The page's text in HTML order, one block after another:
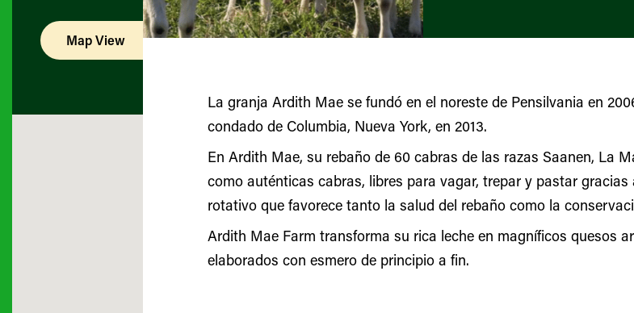
Map View List View
La granja Ardith Mae se fundó en el noreste de Pensilvania en
condado de Columbia, Nueva York, en 2013.
En Ardith Mae, su rebaño de 60 cabras de las razas Saanen, La
como auténticas cabras, libres para vagar, trepar y pastar
rotativo que favorece tanto la salud del rebaño como la
Ardith Mae Farm transforma su rica leche en magníficos quesos
elaborados con esmero de principio a fin.